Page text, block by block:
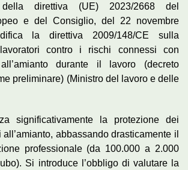
direttiva (UE) 2023/2668 del
e del Consiglio, del 22 novembre
la direttiva 2009/148/CE sulla
contro i rischi connessi con
all’amianto durante il lavoro (decreto
preliminare) (Ministro del lavoro e delle
significativamente la protezione dei
all’amianto, abbassando drasticamente il
professionale (da 100.000 a 2.000
Si introduce l’obbligo di valutare la